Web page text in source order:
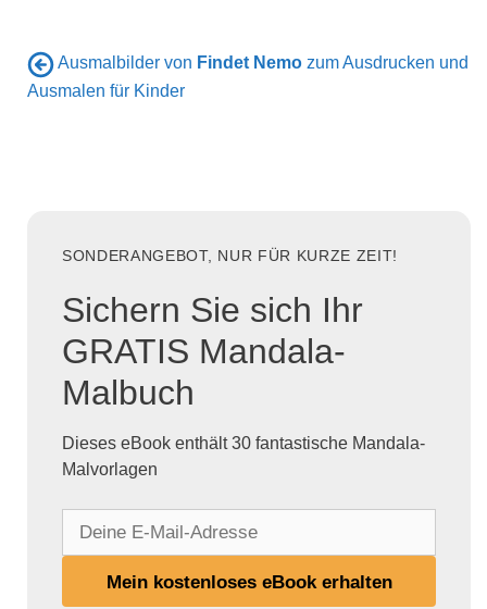
Ausmalbilder von Findet Nemo zum Ausdrucken und
Ausmalen für Kinder
SONDERANGEBOT, NUR FÜR KURZE ZEIT!
Sichern Sie sich Ihr
GRATIS Mandala-
Malbuch
Dieses eBook enthält 30 fantastische Mandala-
Malvorlagen
Mein kostenloses eBook erhalten